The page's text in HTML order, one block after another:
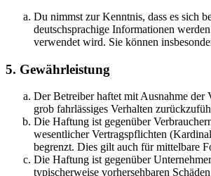
Du nimmst zur Kenntnis, dass es sich
deutschsprachige Informationen
verwendet wird. Sie können
5. Gewährleistung
Der Betreiber haftet mit Ausnahme
grob fahrlässiges Verhalten
Die Haftung ist gegenüber
wesentlicher Vertragspflichten
begrenzt. Dies gilt auch für mittelbare
Die Haftung ist gegenüber
typischerweise vorhersehbaren